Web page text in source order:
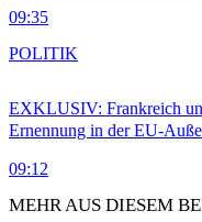
09:35
EXKLUSIV: Frankreich
Ernennung in der EU-
09:12
POLITIK
MEHR AUS DIESEM